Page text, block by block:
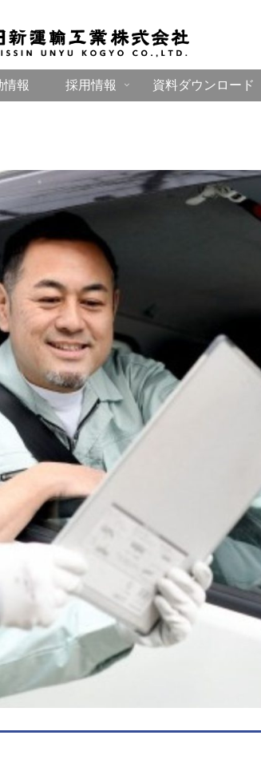
情報 採用情報 資料ダウンロード